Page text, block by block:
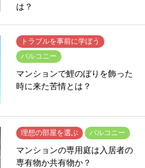
は？
トラブルを事前に学ぼう
バルコニー
マンションで鯉のぼりを飾った
時に来た苦情とは？
理想の部屋を選ぶ バルコニー
マンションの専用庭は入居者の
専有物か共有物か？